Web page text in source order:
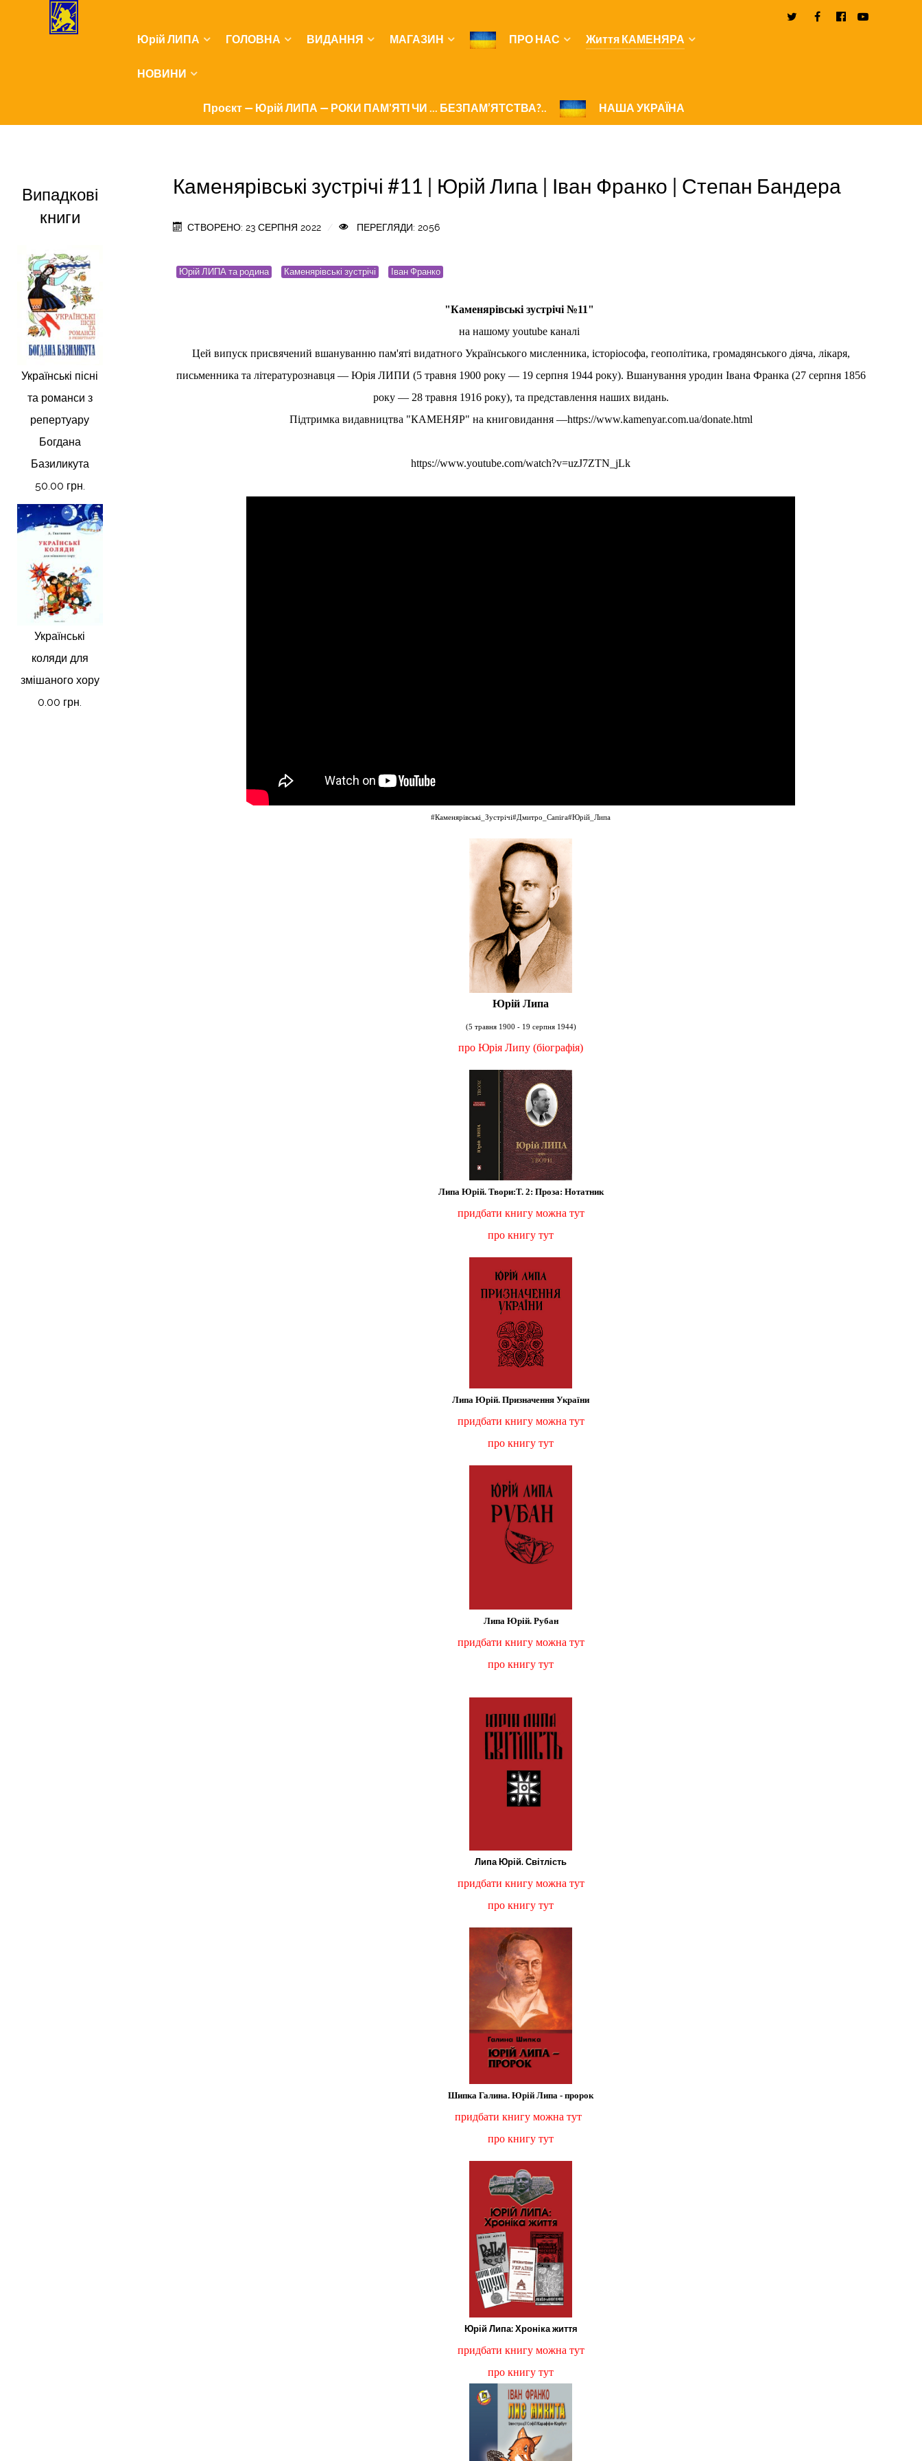
Юрій ЛИПА ГОЛОВНА ВИДАННЯ МАГАЗИН ПРО НАС Життя КАМЕНЯРА
НОВИНИ
Проєкт — Юрій ЛИПА — РОКИ ПАМ'ЯТІ ЧИ ... БЕЗПАМ’ЯТСТВА?.. НАША УКРАЇНА
Випадкові
книги
Українські пісні
та романси з
репертуару
Богдана
Базиликута
50.00 грн.
Українські
коляди для
змішаного хору
0.00 грн.
Каменярівські зустрічі #11 | Юрій Липа | Іван Франко | Степан Бандера
СТВОРЕНО: 23 СЕРПНЯ 2022 ПЕРЕГЛЯДИ: 2056
Юрій ЛИПА та родина Каменярівські зустрічі Іван Франко
"Каменярівські зустрічі №11"
на нашому youtube каналі
Цей випуск присвячений вшануванню пам'яті видатного Українського мисленника, історіософа, геополітика, громадянського діяча, лікаря,
письменника та літературознавця — Юрія ЛИПИ (5 травня 1900 року — 19 серпня 1944 року). Вшанування уродин Івана Франка (27 серпня 1856
року — 28 травня 1916 року), та представлення наших видань.
Підтримка видавництва "КАМЕНЯР" на книговидання —https://www.kamenyar.com.ua/donate.html
https://www.youtube.com/watch?v=uzJ7ZTN_jLk
#Каменярівські_Зустрічі#Дмитро_Сапіга#Юрій_Липа
Юрій Липа
(5 травня 1900 - 19 серпня 1944)
про Юрія Липу (біографія)
Липа Юрій. Твори:Т. 2: Проза: Нотатник
придбати книгу можна тут
про книгу тут
Липа Юрій. Призначення України
придбати книгу можна тут
про книгу тут
Липа Юрій. Рубан
придбати книгу можна тут
про книгу тут
Липа Юрій. Світлість
придбати книгу можна тут
про книгу тут
Шипка Галина. Юрій Липа - пророк
придбати книгу можна тут
про книгу тут
Юрій Липа: Хроніка життя
придбати книгу можна тут
про книгу тут